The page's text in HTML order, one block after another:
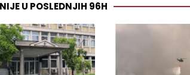
U POSLEDNJIH 96H